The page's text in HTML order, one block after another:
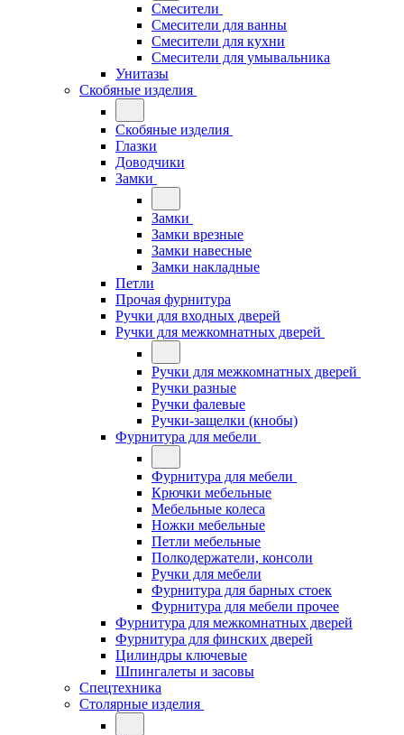
Смесители
Смесители для ванны
Смесители для кухни
Смесители для умывальника
Унитазы
Скобяные изделия
Скобяные изделия
Глазки
Доводчики
Замки
Замки
Замки врезные
Замки навесные
Замки накладные
Петли
Прочая фурнитура
Ручки для входных дверей
Ручки для межкомнатных дверей
Ручки для межкомнатных дверей
Ручки разные
Ручки фалевые
Ручки-защелки (кнобы)
Фурнитура для мебели
Фурнитура для мебели
Крючки мебельные
Мебельные колеса
Ножки мебельные
Петли мебельные
Полкодержатели, консоли
Ручки для мебели
Фурнитура для барных стоек
Фурнитура для мебели прочее
Фурнитура для межкомнатных дверей
Фурнитура для финских дверей
Цилиндры ключевые
Шпингалеты и засовы
Спецтехника
Столярные изделия